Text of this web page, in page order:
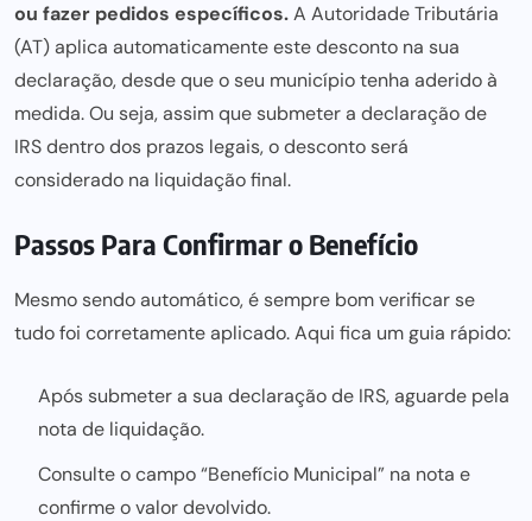
ou fazer pedidos específicos.A Autoridade Tributária
(AT) aplica automaticamente este desconto na sua
declaração, desde que o seu município tenha aderido à
medida. Ou seja, assim que submeter a declaração de
IRS dentro dos prazos legais, o desconto será
considerado na liquidação final.
Passos Para Confirmar o Benefício
Mesmo sendo automático, é sempre bom verificar se
tudo foi corretamente aplicado. Aqui fica um guia rápido:
Após submeter a sua declaração de IRS, aguarde pela
nota de liquidação.
Consulte o campo “Benefício Municipal” na nota e
confirme o valor devolvido.